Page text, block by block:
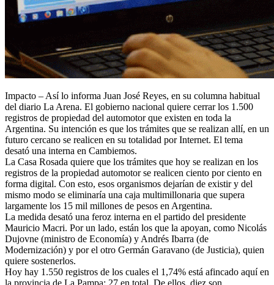
Impacto – Así lo informa Juan José Reyes, en su columna habitual
del diario La Arena. El gobierno nacional quiere cerrar los 1.500
registros de propiedad del automotor que existen en toda la
Argentina. Su intención es que los trámites que se realizan allí, en un
futuro cercano se realicen en su totalidad por Internet. El tema
desató una interna en Cambiemos.
La Casa Rosada quiere que los trámites que hoy se realizan en los
registros de la propiedad automotor se realicen ciento por ciento en
forma digital. Con esto, esos organismos dejarían de existir y del
mismo modo se eliminaría una caja multimillonaria que supera
largamente los 15 mil millones de pesos en Argentina.
La medida desató una feroz interna en el partido del presidente
Mauricio Macri. Por un lado, están los que la apoyan, como Nicolás
Dujovne (ministro de Economía) y Andrés Ibarra (de
Modernización) y por el otro Germán Garavano (de Justicia), quien
quiere sostenerlos.
Hoy hay 1.550 registros de los cuales el 1,74% está afincado aquí en
la provincia de La Pampa: 27 en total. De ellos, diez son